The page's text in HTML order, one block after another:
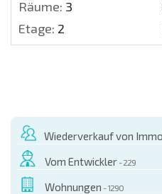
Räume: 3
Etage: 2
Wiederverkauf von
Vom Entwickler - 229
Wohnungen - 1290